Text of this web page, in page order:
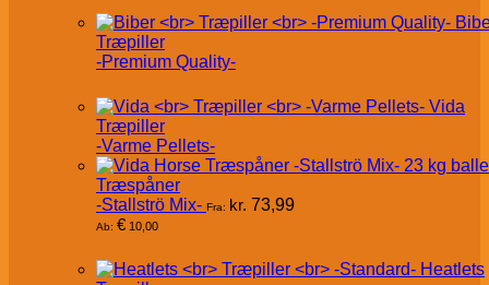
Træpiller
-Premium Quality-
Vida
Træpiller
-Varme Pellets-
Træspåner
-Stallströ Mix- Fra: kr. 73,99
Ab: € 10,00
Heatlets